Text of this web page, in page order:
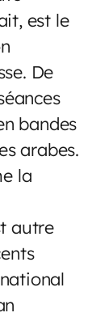
est le
De
bandes
arabes.
la
autre